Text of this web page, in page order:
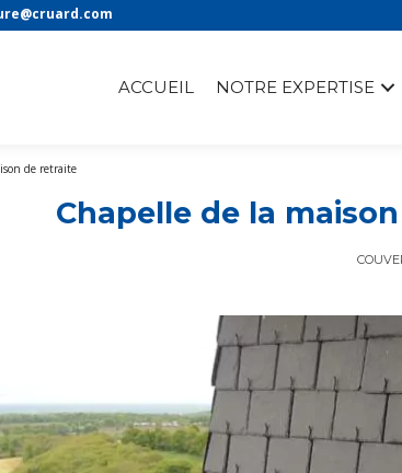
ACCUEIL NOTRE EXPERTISE
de retraite
Chapelle de la